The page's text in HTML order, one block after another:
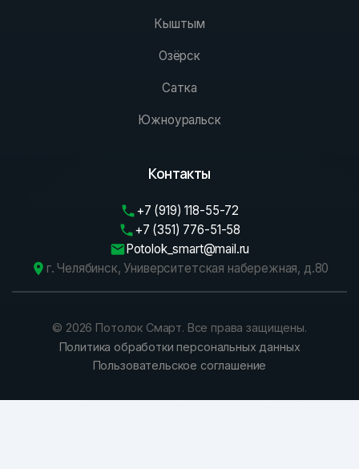
Кыштым
Озёрск
Сатка
Южноуральск
Контакты
+7 (919) 118-55-72
+7 (351) 776-51-58
Potolok_smart@mail.ru
г. Челябинск, Университетская набережная, д.80
© 2026 Потолок Смарт. Все права защищены.
Политика обработки персональных данных
Пользовательское соглашение